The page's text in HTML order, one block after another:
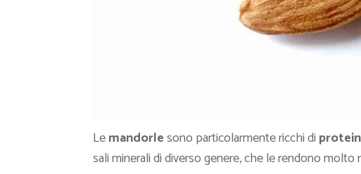
Lemandorlesono particolarmente ricchi di
sali minerali di diverso genere, che le rendono molto